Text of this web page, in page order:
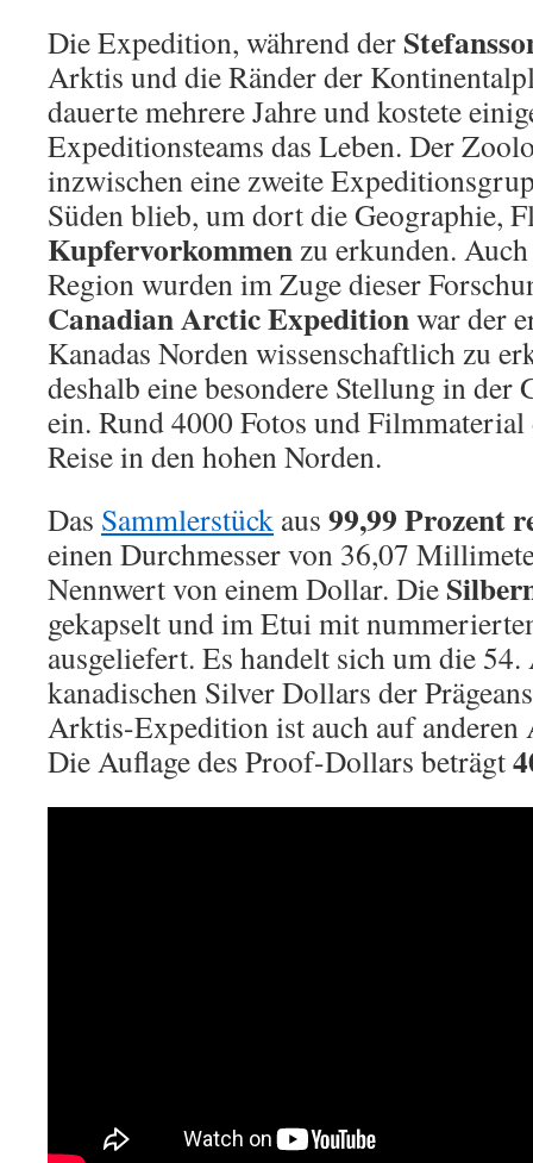
Die Expedition, während der
Arktis und die Ränder der
dauerte mehrere Jahre und kostete
Expeditionsteams das Leben. Der
inzwischen eine zweite
Süden blieb, um dort die Geographie,
Kupfervorkommenzu erkunden.
Region wurden im Zuge dieser
Canadian Arctic Expeditionwar der
Kanadas Norden wissenschaftlich zu
deshalb eine besondere Stellung in der
ein. Rund 4000 Fotos und
Reise in den hohen Norden.
Das Sammlerstück aus 99,99 Prozent
einen Durchmesser von 36,07
Nennwert von einem Dollar. Die
gekapselt und im Etui mit
ausgeliefert. Es handelt sich um die 54.
kanadischen Silver Dollars der
Arktis-Expedition ist auch auf anderen
Die Auflage des Proof-Dollars beträgt